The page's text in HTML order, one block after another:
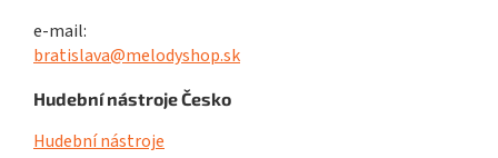
e-mail:
bratislava@melodyshop.sk
Hudební nástroje Česko
Hudební nástroje